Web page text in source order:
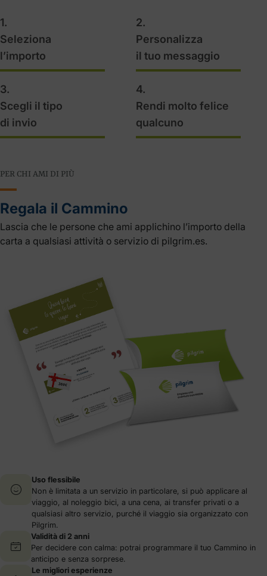
1.
Seleziona
l’importo
2.
Personalizza
il tuo messaggio
3.
Scegli il tipo
di invio
4.
Rendi molto felice
qualcuno
PER CHI AMI DI PIÙ
Regala il Cammino
Lascia che le persone che ami applichino l’importo della
carta a qualsiasi attività o servizio di pilgrim.es.
Uso flessibile
Non è limitata a un servizio in particolare, si può applicare al
viaggio, al noleggio bici, a una cena, ai transfer privati o a
qualsiasi altro servizio, purché il viaggio sia organizzato con
Pilgrim.
Validità di 2 anni
Per decidere con calma: potrai programmare il tuo Cammino in
anticipo e senza sorprese.
Le migliori esperienze